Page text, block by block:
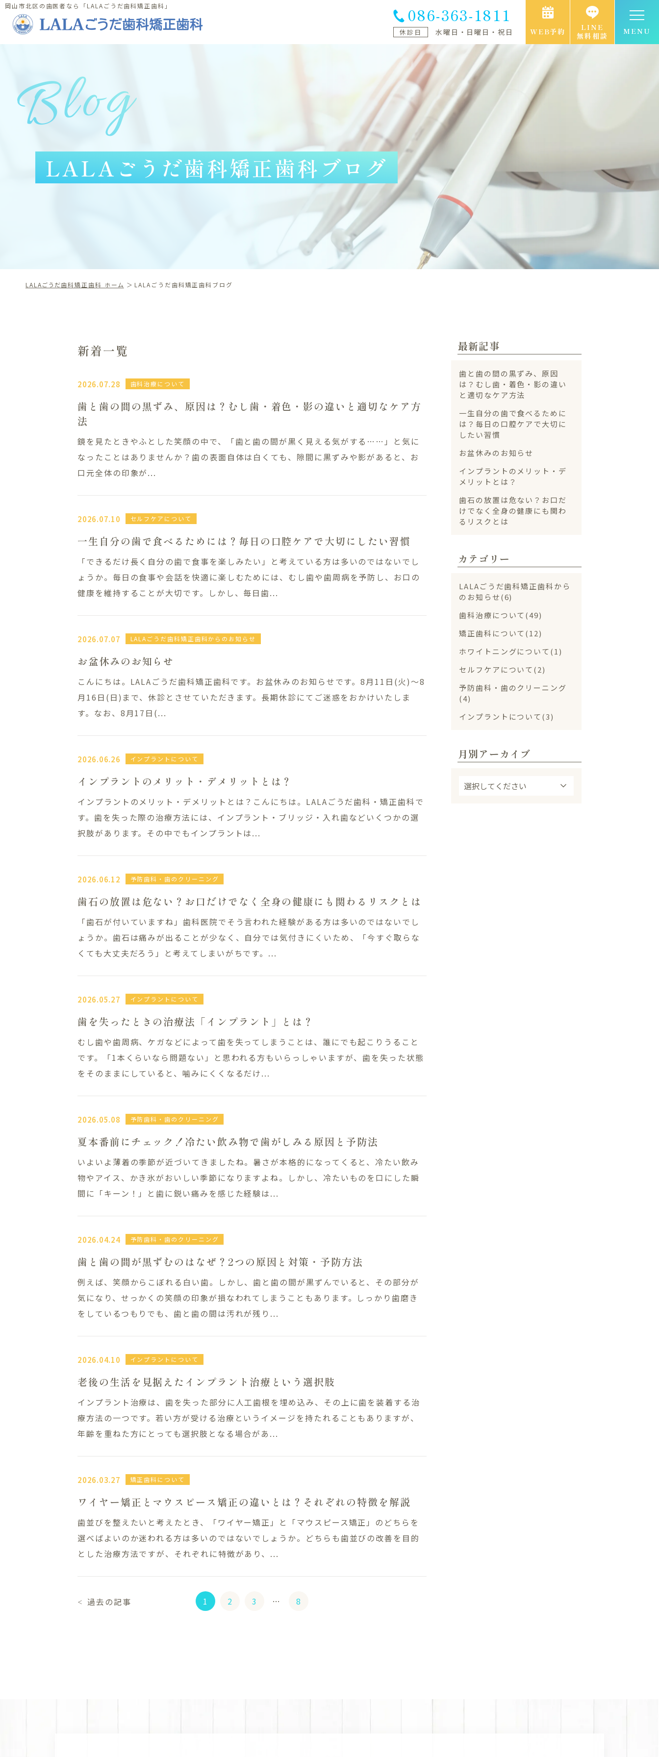
岡山市北区の歯医者なら「LALAごうだ歯科矯正歯科」 086-363-1811
休診日 水曜日・日曜日・祝日 WEB予約
LINE
無料相談
MENU
Clinic Contents
ホーム
採用情報
アクセス・医院案内
一般歯科
小児歯科・小児矯正
086-363-1811
水曜日・日曜日・祝日
WEB予約
Blog
LALAごうだ歯科矯正歯科ブログ
LALAごうだ歯科矯正歯科 ホーム LALAごうだ歯科矯正歯科ブログ
新着一覧
2026.07.28 歯科治療について
歯と歯の間の黒ずみ、原因は？むし歯・着色・影の違いと適切なケア方
法
鏡を見たときやふとした笑顔の中で、「歯と歯の間が黒く見える気がする……」と気に
なったことはありませんか？歯の表面自体は白くても、隙間に黒ずみや影があると、お
口元全体の印象が...
2026.07.10 セルフケアについて
一生自分の歯で食べるためには？毎日の口腔ケアで大切にしたい習慣
「できるだけ長く自分の歯で食事を楽しみたい」と考えている方は多いのではないでし
ょうか。毎日の食事や会話を快適に楽しむためには、むし歯や歯周病を予防し、お口の
健康を維持することが大切です。しかし、毎日歯...
2026.07.07 LALAごうだ歯科矯正歯科からのお知らせ
お盆休みのお知らせ
こんにちは。LALAごうだ歯科矯正歯科です。お盆休みのお知らせです。8月11日(火)〜8
月16日(日)まで、休診とさせていただきます。長期休診にてご迷惑をおかけいたしま
す‍。なお、8月17日(...
2026.06.26 インプラントについて
インプラントのメリット・デメリットとは？
インプラントのメリット・デメリットとは？こんにちは。LALAごうだ歯科・矯正歯科で
す。歯を失った際の治療方法には、インプラント・ブリッジ・入れ歯などいくつかの選
択肢があります。その中でもインプラントは...
2026.06.12 予防歯科・歯のクリーニング
歯石の放置は危ない？お口だけでなく全身の健康にも関わるリスクとは
「歯石が付いていますね」歯科医院でそう言われた経験がある方は多いのではないでし
ょうか。歯石は痛みが出ることが少なく、自分では気付きにくいため、「今すぐ取らな
くても大丈夫だろう」と考えてしまいがちです。...
2026.05.27 インプラントについて
歯を失ったときの治療法「インプラント」とは？
むし歯や歯周病、ケガなどによって歯を失ってしまうことは、誰にでも起こりうること
です。「1本くらいなら問題ない」と思われる方もいらっしゃいますが、歯を失った状態
をそのままにしていると、噛みにくくなるだけ...
2026.05.08 予防歯科・歯のクリーニング
夏本番前にチェック！冷たい飲み物で歯がしみる原因と予防法
いよいよ薄着の季節が近づいてきましたね。暑さが本格的になってくると、冷たい飲み
物やアイス、かき氷がおいしい季節になりますよね。しかし、冷たいものを口にした瞬
間に「キーン！」と歯に鋭い痛みを感じた経験は...
2026.04.24 予防歯科・歯のクリーニング
歯と歯の間が黒ずむのはなぜ？2つの原因と対策・予防方法
例えば、笑顔からこぼれる白い歯。しかし、歯と歯の間が黒ずんでいると、その部分が
気になり、せっかくの笑顔の印象が損なわれてしまうこともあります。しっかり歯磨き
をしているつもりでも、歯と歯の間は汚れが残り...
2026.04.10 インプラントについて
老後の生活を見据えたインプラント治療という選択肢
インプラント治療は、歯を失った部分に人工歯根を埋め込み、その上に歯を装着する治
療方法の一つです。若い方が受ける治療というイメージを持たれることもありますが、
年齢を重ねた方にとっても選択肢となる場合があ...
2026.03.27 矯正歯科について
ワイヤー矯正とマウスピース矯正の違いとは？それぞれの特徴を解説
歯並びを整えたいと考えたとき、「ワイヤー矯正」と「マウスピース矯正」のどちらを
選べばよいのか迷われる方は多いのではないでしょうか。どちらも歯並びの改善を目的
とした治療方法ですが、それぞれに特徴があり、...
1 2 3 … 8
＜ 過去の記事
最新記事
歯と歯の間の黒ずみ、原因
は？むし歯・着色・影の違い
と適切なケア方法
一生自分の歯で食べるために
は？毎日の口腔ケアで大切に
したい習慣
お盆休みのお知らせ
インプラントのメリット・デ
メリットとは？
歯石の放置は危ない？お口だ
けでなく全身の健康にも関わ
るリスクとは
カテゴリー
LALAごうだ歯科矯正歯科から
のお知らせ(6)
歯科治療について(49)
矯正歯科について(12)
ホワイトニングについて(1)
セルフケアについて(2)
予防歯科・歯のクリーニング
(4)
インプラントについて(3)
月別アーカイブ